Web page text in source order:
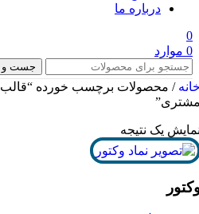
درباره ما
0
0 موارد
جست و
/ محصولات برچسب خورده “قالب
یک نتیجه